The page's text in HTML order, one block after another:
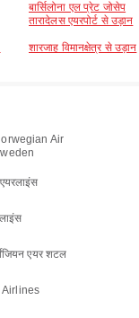
बार्सिलोना एल प्रेट जोसेप
तारादेलस एयरपोर्ट से उड़ान
शारजाह विमानक्षेत्र से उड़ान
Air
एयर शटल
Airlines